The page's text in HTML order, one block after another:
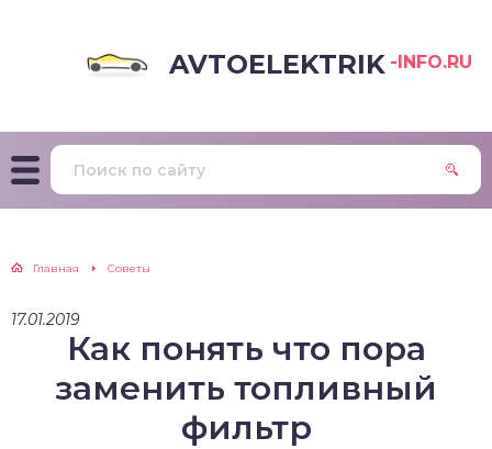
AVTOELEKTRIK -INFO.RU
Главная Советы
17.01.2019
Как понять что пора
заменить топливный
фильтр